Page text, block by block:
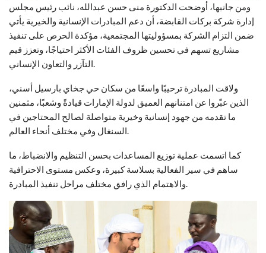
ومن جانبها، أوضحت الدكتورة منى حسن عبدالله، نائب رئيس مجلس
إدارة شركة بركات القابضة، أن دعم المبادرات الإنسانية والخيرية يأتي
ضمن التزام الشركة بمسؤوليتها المجتمعية، مؤكدة الحرص على تنفيذ
مشاريع تسهم في تحسين ظروف الفئات الأكثر احتياجًا، وتعزز قيم
ولاقت المبادرة ترحيبًا واسعًا من سكان حي جخاي بارسيل أسني،
الذين عبّروا عن امتنانهم العميق لدولة الإمارات قيادةً وشعبًا، مثمنين
ما تقدمه من جهود إنسانية وخيرية متواصلة لصالح المحتاجين في
كما اتسمت عملية توزيع المساعدات بحسن التنظيم والانضباط، ما
ساهم في سير الفعالية بسلاسة كبيرة، وعكس مستوى الاحترافية